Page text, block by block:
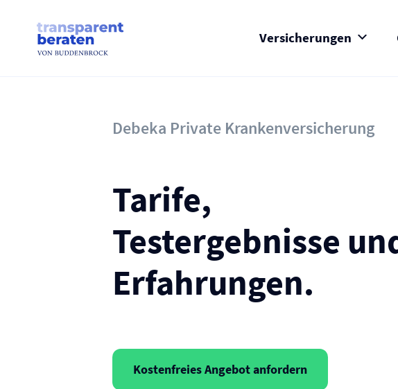
Versicherungen
content
Debeka Private Kranken­versicherung
Tarife,
Testergebnisse
Erfahrungen.
Kostenfreies Angebot anfordern